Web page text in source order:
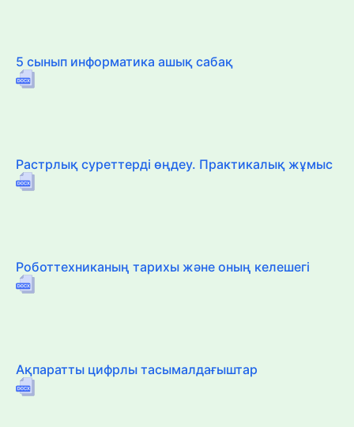
5 сынып информатика ашық сабақ
Растрлық суреттерді өңдеу. Практикалық жұмыс
Роботтехниканың тарихы және оның келешегі
Ақпаратты цифрлы тасымалдағыштар